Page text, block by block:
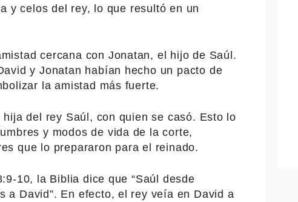
y celos del rey, lo que resultó en un
cercana con Jonatan, el hijo de Saúl.
y Jonatan habían hecho un pacto de
la amistad más fuerte.
del rey Saúl, con quien se casó. Esto lo
y modos de vida de la corte,
que lo prepararon para el reinado.
10, la Biblia dice que “Saúl desde
a David”. En efecto, el rey veía en David a